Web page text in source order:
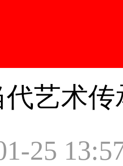
代艺术
25